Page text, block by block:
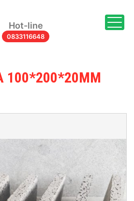
Hot-line
0833116648
100*200*20MM